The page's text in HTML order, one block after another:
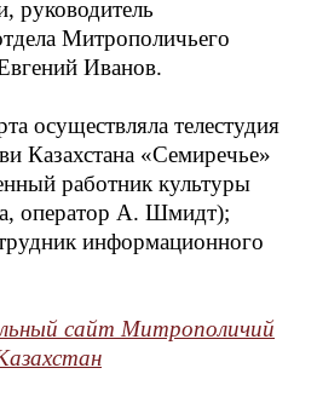
руководитель
Митрополичьего
Иванов.
осуществляла телестудия
Казахстана «Семиречье»
работник культуры
оператор А. Шмидт);
информационного
сайт Митрополичий